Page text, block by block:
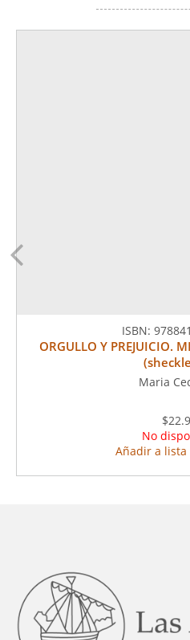
ISBN:
ORGULLO Y PREJUICIO.
Maria
No
Añadir a lista